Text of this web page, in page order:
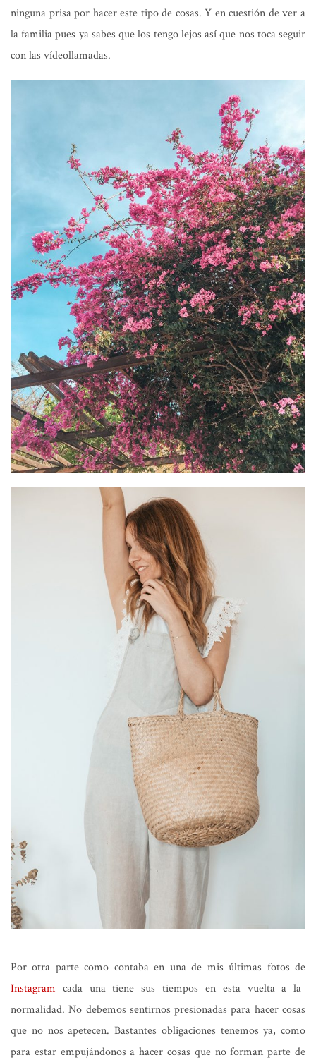
ninguna prisa por hacer este tipo de cosas. Y en cuestión de ver a
la familia pues ya sabes que los tengo lejos así que nos toca seguir
con las vídeollamadas.
Por otra parte como contaba en una de mis últimas fotos de
Instagram cada una tiene sus tiempos en esta vuelta a la
normalidad. No debemos sentirnos presionadas para hacer cosas
que no nos apetecen. Bastantes obligaciones tenemos ya, como
para estar empujándonos a hacer cosas que no forman parte de